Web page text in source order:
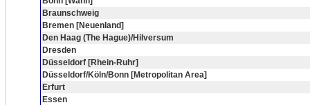
Braunschweig
Bremen [Neuenland]
Den Haag (The Hague)/Hilversum
Dresden
Düsseldorf [Rhein-Ruhr]
Düsseldorf/Köln/Bonn [Metropolitan Area]
Erfurt
Essen